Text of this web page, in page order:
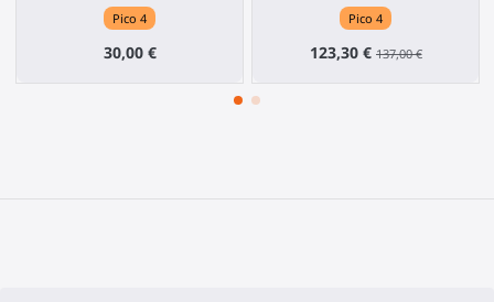
Pico 4
30,00 €
Pico 4
123,30 € 137,00 €